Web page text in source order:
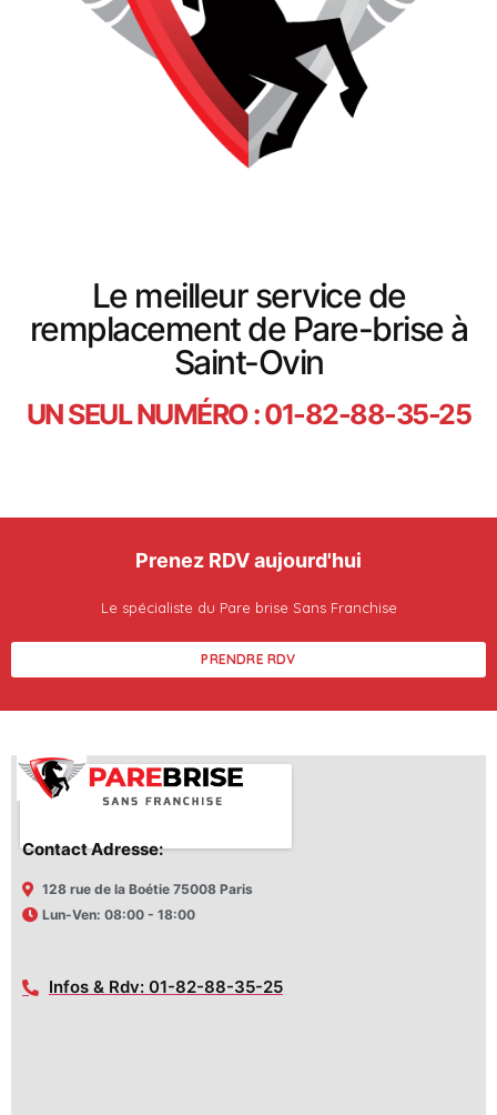
Le meilleur service de
remplacement de Pare-brise à
Saint-Ovin
UN SEUL NUMÉRO : 01-82-88-35-25
Prenez RDV aujourd'hui
Le spécialiste du Pare brise Sans Franchise
PRENDRE RDV
Contact Adresse:
128 rue de la Boétie 75008 Paris
Lun-Ven: 08:00 - 18:00
Infos & Rdv: 01-82-88-35-25